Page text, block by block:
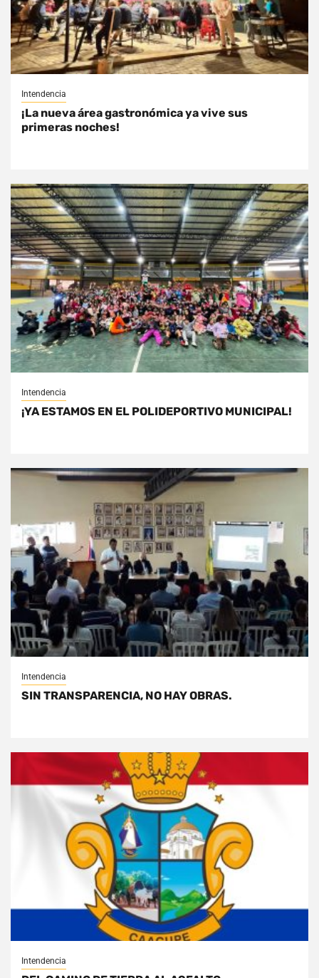
Intendencia
¡La nueva área gastronómica ya vive sus
primeras noches!
Intendencia
¡YA ESTAMOS EN EL POLIDEPORTIVO MUNICIPAL!
Intendencia
SIN TRANSPARENCIA, NO HAY OBRAS.
Intendencia